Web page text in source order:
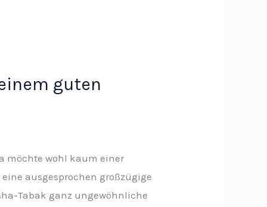
guten
möchte wohl kaum einer
ausgesprochen großzügige
Tabak ganz ungewöhnliche